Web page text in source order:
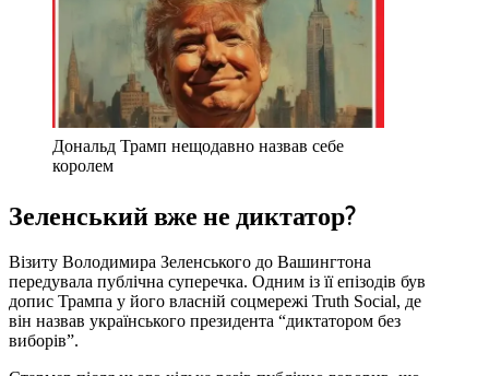
Дональд Трамп нещодавно назвав себе
королем
Зеленський вже не диктатор?
Візиту Володимира Зеленського до Вашингтона
передувала публічна суперечка. Одним із її епізодів був
допис Трампа у його власній соцмережі Truth Social, де
він назвав українського президента “диктатором без
виборів”.